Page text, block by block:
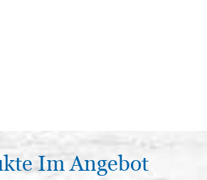
Im Angebot